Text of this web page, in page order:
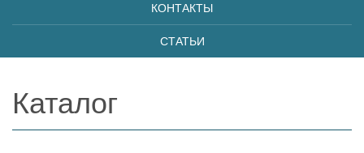
КОНТАКТЫ
СТАТЬИ
Каталог